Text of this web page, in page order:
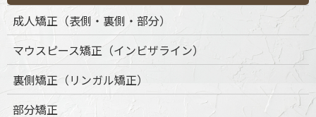
成人矯正（表側・裏側・部分）
マウスピース矯正（インビザライン）
裏側矯正（リンガル矯正）
部分矯正